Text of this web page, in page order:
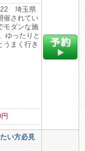
埼玉県
催されてい
モダンな施
ゆったりと
うまく行き
い方必見